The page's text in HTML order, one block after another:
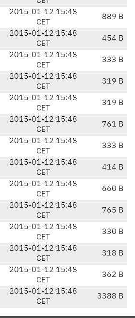
2015-01-12 15:48
CET
889 B
2015-01-12 15:48
CET
454 B
2015-01-12 15:48
CET
333 B
2015-01-12 15:48
CET
319 B
2015-01-12 15:48
CET
319 B
2015-01-12 15:48
CET
761 B
2015-01-12 15:48
CET
333 B
2015-01-12 15:48
CET
414 B
2015-01-12 15:48
CET
660 B
2015-01-12 15:48
CET
765 B
2015-01-12 15:48
CET
330 B
2015-01-12 15:48
CET
318 B
2015-01-12 15:48
CET
362 B
2015-01-12 15:48
CET
3388 B